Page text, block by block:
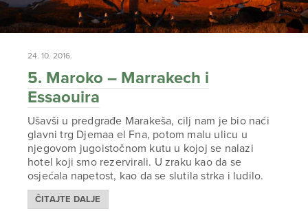
24. 10. 2016.
5. Maroko – Marrakech i
Essaouira
Ušavši u predgrađe Marakeša, cilj nam je bio naći
glavni trg Djemaa el Fna, potom malu ulicu u
njegovom jugoistočnom kutu u kojoj se nalazi
hotel koji smo rezervirali. U zraku kao da se
osjećala napetost, kao da se slutila strka i ludilo.
ČITAJTE DALJE